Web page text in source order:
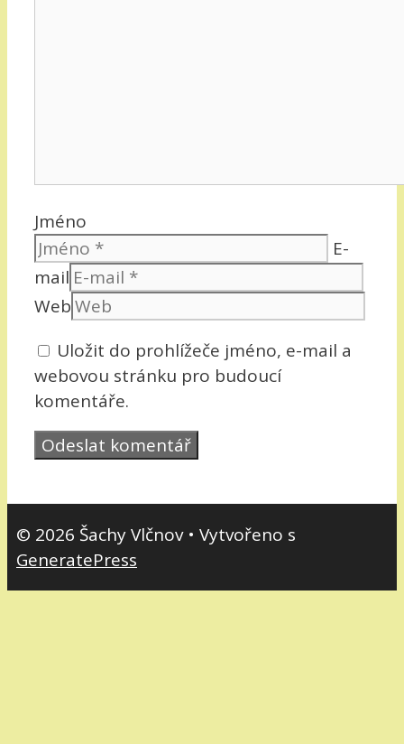
Jméno
E-
mail
Web
Uložit do prohlížeče jméno, e-mail a
webovou stránku pro budoucí
komentáře.
© 2026 Šachy Vlčnov• Vytvořeno s
GeneratePress